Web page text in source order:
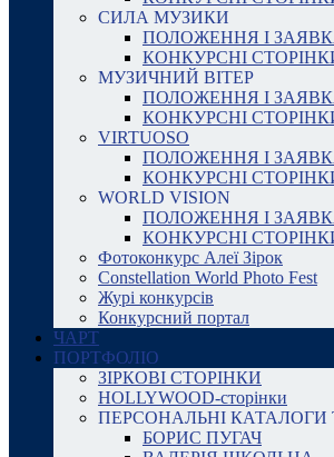
СИЛА МУЗИКИ
ПОЛОЖЕННЯ І
КОНКУРСНІ
МУЗИЧНИЙ ВІТЕР
ПОЛОЖЕННЯ І
КОНКУРСНІ
VIRTUOSO
ПОЛОЖЕННЯ І
КОНКУРСНІ
WORLD VISION
ПОЛОЖЕННЯ І
КОНКУРСНІ
Фотоконкурс Алеї Зірок
Constellation World Photo Fest
Журі конкурсів
Конкурсний портал
ЧАРТ
ПОРТФОЛІО
ЗІРКОВІ СТОРІНКИ
HOLLYWOOD-сторінки
ПЕРСОНАЛЬНІ КАТАЛОГИ
БОРИС ПУГАЧ